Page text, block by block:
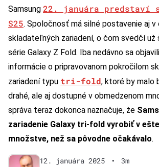
Samsung 22. januára predstaví
S25. Spoločnosť má silné postavenie aj v
skladateľných zariadení, o čom svedčí už
série Galaxy Z Fold. Iba nedávno sa
informácie o pripravovanom pokročilom
zariadení typu tri-fold, ktoré by malo
drahé, ale aj dostupné v obmedzenom
správa teraz dokonca naznačuje, že
zariadenie Galaxy tri-fold vyrobiť v
množstve, než sa pôvodne očakávalo.
12. januára 2025 •
3m